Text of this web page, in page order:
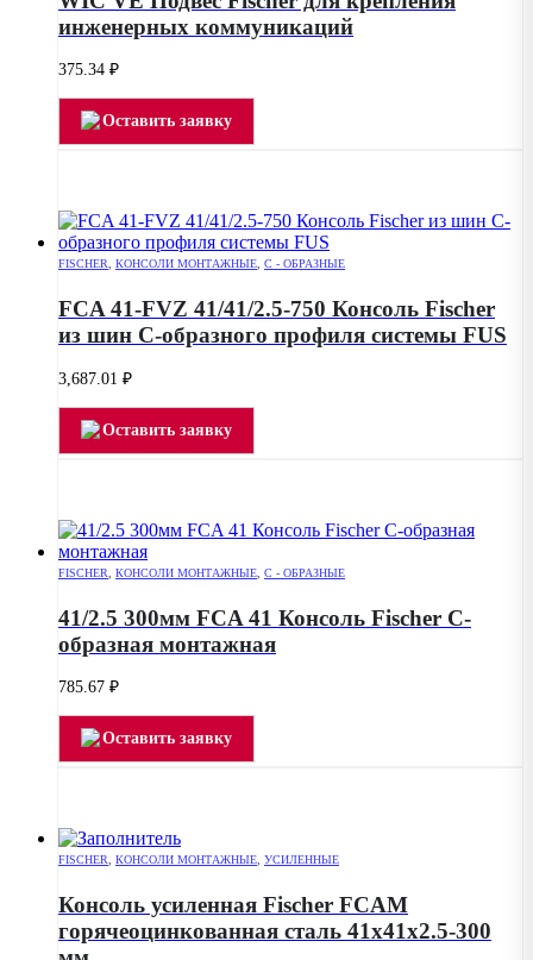
инженерных коммуникаций
375.34 ₽
Оставить заявку
FISCHER, КОНСОЛИ МОНТАЖНЫЕ, С - ОБРАЗНЫЕ
FCA 41-FVZ 41/41/2.5-750 Консоль Fischer
из шин С-образного профиля системы FUS
3,687.01 ₽
Оставить заявку
FISCHER КОНСОЛИ МОНТАЖНЫЕ С - ОБРАЗНЫЕ
41/2.5 300мм FCA 41 Консоль Fischer C-
образная монтажная
785.67 ₽
Оставить заявку
FISCHER, КОНСОЛИ МОНТАЖНЫЕ, УСИЛЕННЫЕ
Консоль усиленная Fischer FCAM
горячеоцинкованная сталь 41x41x2.5-300